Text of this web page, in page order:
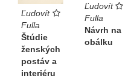
Ľudovít
Fulla
Návrh na
obálku
Ľudovít
Fulla
Štúdie
ženských
postáv a
interiéru